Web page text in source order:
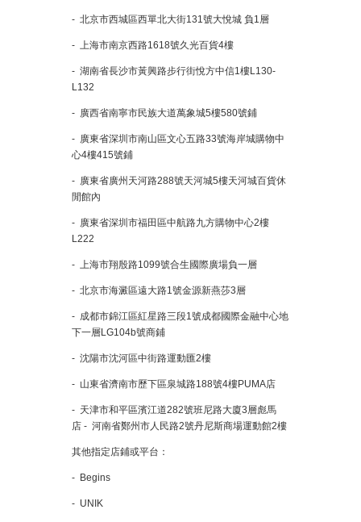
- 北京市西城區西單北大街131號大悅城 負1層
- 上海市南京西路1618號久光百貨4樓
- 湖南省長沙市黃興路步行街悅方中信1樓L130-
L132
- 廣西省南寧市民族大道萬象城5樓580號鋪
- 廣東省深圳市南山區文心五路33號海岸城購物中
心4樓415號鋪
- 廣東省廣州天河路288號天河城5樓天河城百貨休
閒館內
- 廣東省深圳市福田區中航路九方購物中心2樓
L222
- 上海市翔殷路1099號合生國際廣場負一層
- 北京市海澱區遠大路1號金源新燕莎3層
- 成都市錦江區紅星路三段1號成都國際金融中心地
下一層LG104b號商鋪
- 沈陽市沈河區中街路運動匯2樓
- 山東省濟南市歷下區泉城路188號4樓PUMA店
- 天津市和平區濱江道282號班尼路大廈3層彪馬
店 - 河南省鄭州市人民路2號丹尼斯商場運動館2樓
其他指定店鋪或平台：
- Begins
- UNIK